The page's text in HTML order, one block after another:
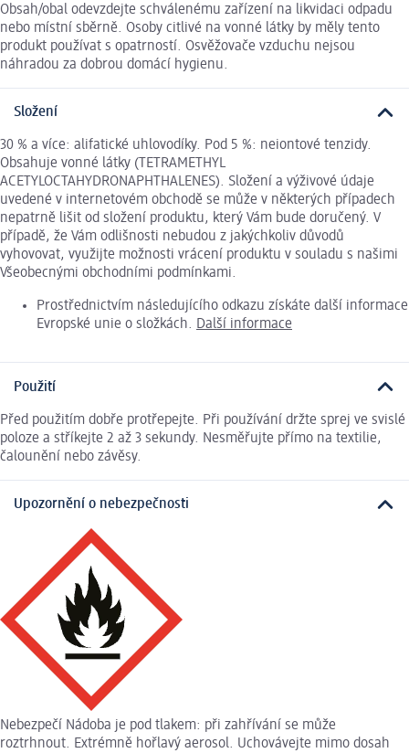
Obsah/obal odevzdejte schválenému zařízení na likvidaci odpadu
nebo místní sběrně. Osoby citlivé na vonné látky by měly tento
produkt používat s opatrností. Osvěžovače vzduchu nejsou
náhradou za dobrou domácí hygienu.
Složení
30 % a více: alifatické uhlovodíky. Pod 5 %: neiontové tenzidy.
Obsahuje vonné látky (TETRAMETHYL
ACETYLOCTAHYDRONAPHTHALENES). Složení a výživové údaje
uvedené v internetovém obchodě se může v některých případech
nepatrně lišit od složení produktu, který Vám bude doručený. V
případě, že Vám odlišnosti nebudou z jakýchkoliv důvodů
vyhovovat, využijte možnosti vrácení produktu v souladu s našimi
Všeobecnými obchodními podmínkami.
Prostřednictvím následujícího odkazu získáte další informace
Evropské unie o složkách. Další informace
Použití
Před použitím dobře protřepejte. Při používání držte sprej ve svislé
poloze a stříkejte 2 až 3 sekundy. Nesměřujte přímo na textilie,
čalounění nebo závěsy.
Upozornění o nebezpečnosti
Nebezpečí Nádoba je pod tlakem: při zahřívání se může
roztrhnout. Extrémně hořlavý aerosol. Uchovávejte mimo dosah